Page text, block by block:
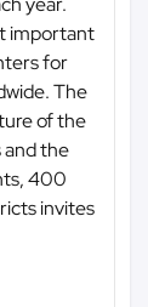
important
for
The
of the
and the
400
invites